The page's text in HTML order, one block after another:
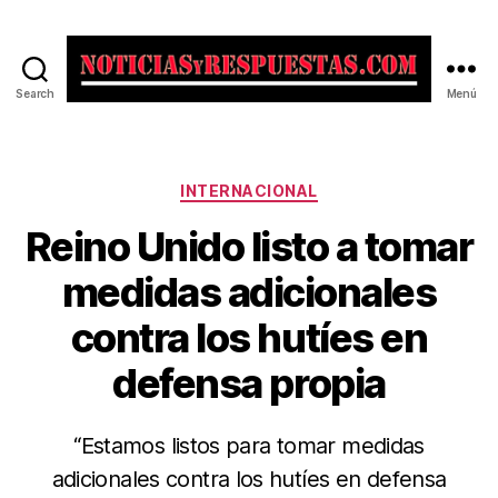
Search Menú
Categorías
INTERNACIONAL
Reino Unido listo a tomar
medidas adicionales
contra los hutíes en
defensa propia
“Estamos listos para tomar medidas
adicionales contra los hutíes en defensa